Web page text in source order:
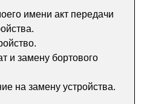
имени акт передачи
и замену бортового
на замену устройства.